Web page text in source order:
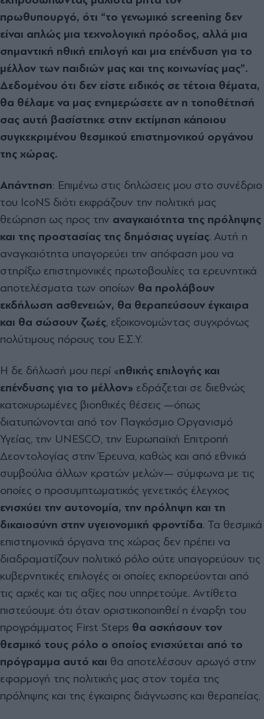
πρωθυπουργό, ότι “το γενωμικό screening δεν
είναι απλώς μια τεχνολογική πρόοδος, αλλά μια
σημαντική ηθική επιλογή και μια επένδυση για το
μέλλον των παιδιών μας και της κοινωνίας μας”.
Δεδομένου ότι δεν είστε ειδικός σε τέτοια θέματα,
θα θέλαμε να μας ενημερώσετε αν η τοποθέτησή
σας αυτή βασίστηκε στην εκτίμηση κάποιου
συγκεκριμένου θεσμικού επιστημονικού οργάνου
της χώρας.
Απάντηση: Επιμένω στις δηλώσεις μου στο συνέδριο
του IcoNS διότι εκφράζουν την πολιτική μας
θεώρηση ως προς την αναγκαιότητα της πρόληψης
και της προστασίας της δημόσιας υγείας. Αυτή η
αναγκαιότητα υπαγορεύει την απόφαση μου να
στηρίξω επιστημονικές πρωτοβουλίες τα ερευνητικά
αποτελέσματα των οποίων θα προλάβουν
εκδήλωση ασθενειών, θα θεραπεύσουν έγκαιρα
και θα σώσουν ζωές, εξοικονομώντας συγχρόνως
πολύτιμους πόρους του Ε.Σ.Υ.
Η δε δήλωσή μου περί «ηθικής επιλογής και
επένδυσης για το μέλλον» εδράζεται σε διεθνώς
κατοχυρωμένες βιοηθικές θέσεις —όπως
διατυπώνονται από τον Παγκόσμιο Οργανισμό
Υγείας, την UNESCO, την Ευρωπαϊκή Επιτροπή
Δεοντολογίας στην Έρευνα, καθώς και από εθνικά
συμβούλια άλλων κρατών μελών— σύμφωνα με τις
οποίες ο προσυμπτωματικός γενετικός έλεγχος
ενισχύει την αυτονομία, την πρόληψη και τη
δικαιοσύνη στην υγειονομική φροντίδα. Τα θεσμικά
επιστημονικά όργανα της χώρας δεν πρέπει να
διαδραματίζουν πολιτικό ρόλο ούτε υπαγορεύουν τις
κυβερνητικές επιλογές οι οποίες εκπορεύονται από
τις αρχές και τις αξίες που υπηρετούμε. Αντίθετα
πιστεύουμε ότι όταν οριστικοποιηθεί η έναρξη του
προγράμματος First Steps θα ασκήσουν τον
θεσμικό τους ρόλο ο οποίος ενισχύεται από το
πρόγραμμα αυτό και θα αποτελέσουν αρωγό στην
εφαρμογή της πολιτικής μας στον τομέα της
πρόληψης και της έγκαιρης διάγνωσης και θεραπείας.